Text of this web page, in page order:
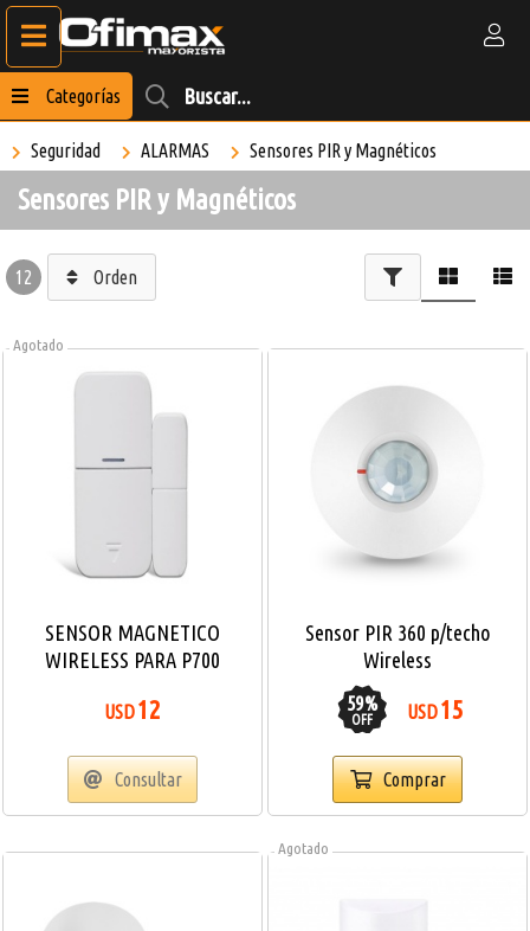
Categorías
Seguridad ALARMAS Sensores PIR y Magnéticos
Sensores PIR y Magnéticos
12 Orden
Agotado
SENSOR MAGNETICO
WIRELESS PARA P700
USD12
Consultar
Sensor PIR 360 p/techo
Wireless
59%
OFF USD15
Comprar
Agotado